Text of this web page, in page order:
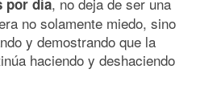
por día
no solamente miedo, sino
y demostrando que la
haciendo y deshaciendo